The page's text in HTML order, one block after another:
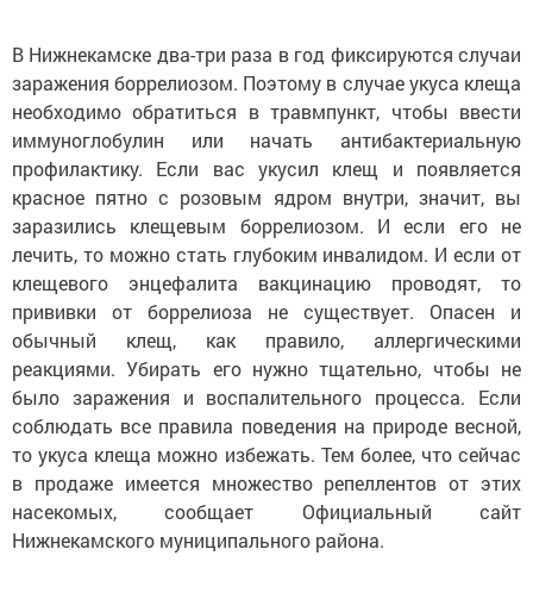
В Нижнекамске два-три раза в год фиксируются случаи
заражения боррелиозом. Поэтому в случае укуса клеща
необходимо обратиться в травмпункт, чтобы ввести
иммуноглобулин или начать антибактериальную
профилактику. Если вас укусил клещ и появляется
красное пятно с розовым ядром внутри, значит, вы
заразились клещевым боррелиозом. И если его не
лечить, то можно стать глубоким инвалидом. И если от
клещевого энцефалита вакцинацию проводят, то
прививки от боррелиоза не существует. Опасен и
обычный клещ, как правило, аллергическими
реакциями. Убирать его нужно тщательно, чтобы не
было заражения и воспалительного процесса. Если
соблюдать все правила поведения на природе весной,
то укуса клеща можно избежать. Тем более, что сейчас
в продаже имеется множество репеллентов от этих
насекомых, сообщает Официальный сайт
Нижнекамского муниципального района.